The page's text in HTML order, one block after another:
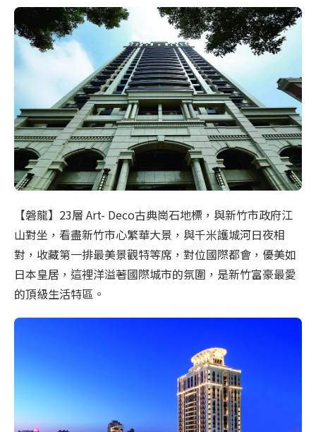
【磐龍】23層 Art- Deco古典崗石地標，與新竹市政府江
山對坐，看盡新竹市心繁華大景，與千米護城河日夜相
對，收藏第一排最美景觀特等席，對位國際都會，優美如
日本皇居，這裡洋溢著國際城市的氛圍，是新竹富豪最愛
的頂級生活特區。